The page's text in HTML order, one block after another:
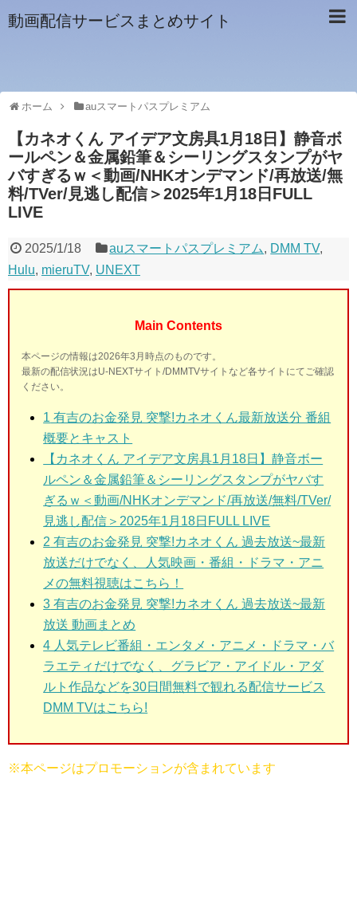
動画配信サービスまとめサイト
ホーム auスマートパスプレミアム
【カネオくん アイデア文房具1月18日】静音ボ
ールペン＆金属鉛筆＆シーリングスタンプがヤ
バすぎるｗ＜動画/NHKオンデマンド/再放送/無
料/TVer/見逃し配信＞2025年1月18日FULL
LIVE
2025/1/18 auスマートパスプレミアム, DMM TV,
Hulu, mieruTV, UNEXT
Main Contents
本ページの情報は2026年3月時点のものです。
最新の配信状況はU-NEXTサイト/DMMTVサイトなど各サイトにてご確認
ください。
1 有吉のお金発見 突撃!カネオくん最新放送分 番組
概要とキャスト
【カネオくん アイデア文房具1月18日】静音ボー
ルペン＆金属鉛筆＆シーリングスタンプがヤバす
ぎるｗ＜動画/NHKオンデマンド/再放送/無料/TVer/
見逃し配信＞2025年1月18日FULL LIVE
2 有吉のお金発見 突撃!カネオくん 過去放送~最新
放送だけでなく、人気映画・番組・ドラマ・アニ
メの無料視聴はこちら！
3 有吉のお金発見 突撃!カネオくん 過去放送~最新
放送 動画まとめ
4 人気テレビ番組・エンタメ・アニメ・ドラマ・バ
ラエティだけでなく、グラビア・アイドル・アダ
ルト作品などを30日間無料で観れる配信サービス
DMM TVはこちら!
※本ページはプロモーションが含まれています